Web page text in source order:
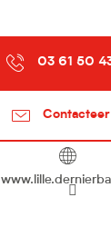
03 61 50
Contacteer